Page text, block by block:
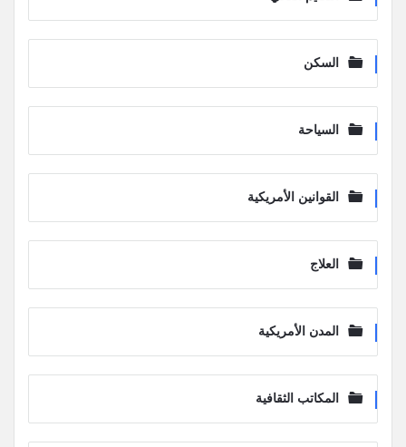
السكن
السياحة
القوانين الأمريكية
العلاج
المدن الأمريكية
المكاتب الثقافية